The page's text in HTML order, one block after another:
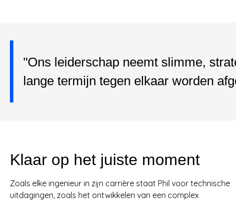
"Ons leiderschap neemt slimme,
lange termijn tegen elkaar worden
Klaar op het juiste moment
Zoals elke ingenieur in zijn carrière staat Phil voor technische
uitdagingen, zoals het ontwikkelen van een complex